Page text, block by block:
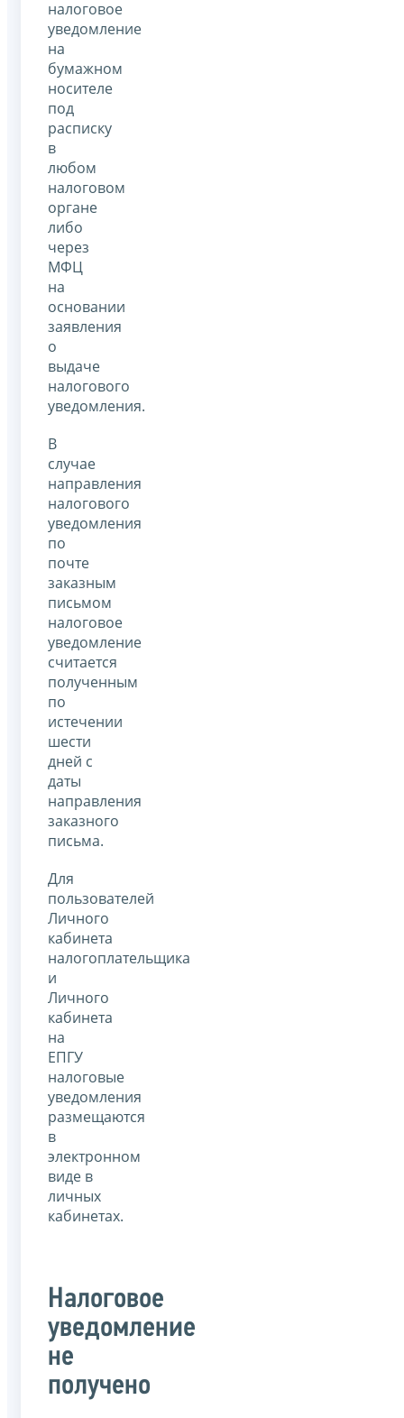
налоговое
уведомление
на
бумажном
носителе
под
расписку
в
любом
налоговом
органе
либо
через
МФЦ
на
основании
заявления
о
выдаче
налогового
уведомления.
В
случае
направления
налогового
уведомления
по
почте
заказным
письмом
налоговое
уведомление
считается
полученным
по
истечении
шести
дней с
даты
направления
заказного
письма.
Для
пользователей
Личного
кабинета
налогоплательщика
и
Личного
кабинета
на
ЕПГУ
налоговые
уведомления
размещаются
в
электронном
виде в
личных
кабинетах.
Налоговое
уведомление
не
получено